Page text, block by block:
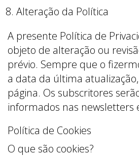
Alteração da Política
A presente Política de
objeto de alteração ou
prévio. Sempre que o
a data da última
página. Os subscritores
informados nas newsletters
Política de Cookies
O que são cookies?